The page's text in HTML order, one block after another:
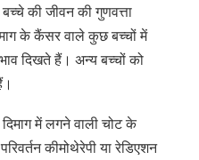
की जीवन की गुणवत्ता
के कैंसर वाले कुछ बच्चों में
दिखते हैं। अन्य बच्चों को
में लगने वाली चोट के
कीमोथेरेपी या रेडिएशन